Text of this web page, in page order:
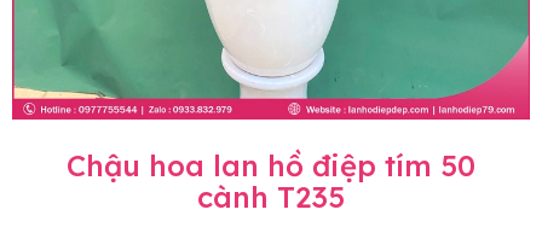
Chậu hoa lan hồ điệp tím 50
cành T235